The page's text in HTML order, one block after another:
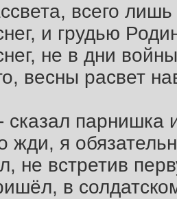
всего
и грудью
не в дни
весны расвет
парнишка
жди, я
не встретив
в